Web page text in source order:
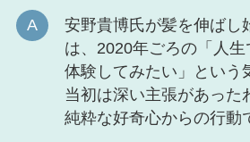
安野貴博氏が髪を伸ばし
は、2020年ごろの「人
体験してみたい」という
当初は深い主張があった
純粋な好奇心からの行動